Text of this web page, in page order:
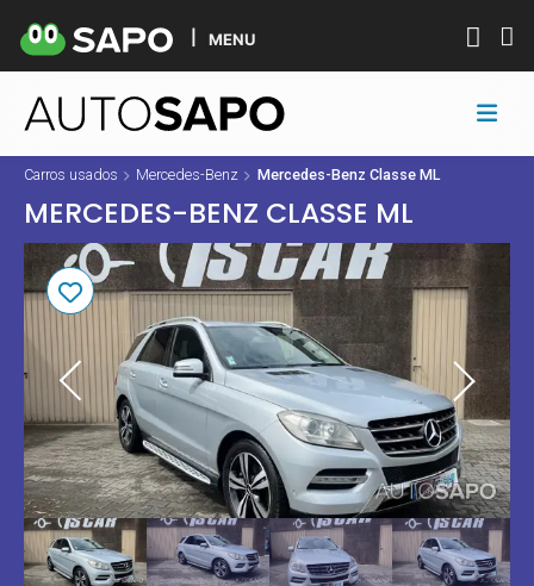
MENU
Carros usados Mercedes-Benz Mercedes-Benz Classe ML
MERCEDES-BENZ CLASSE ML